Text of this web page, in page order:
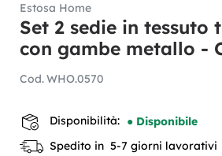
Estosa Home
Set 2 sedie in tessuto
con gambe metallo -
Cod.WHO.0570
Disponibilità: ● Disponibile
Spedito in 5-7 giorni lavorativi